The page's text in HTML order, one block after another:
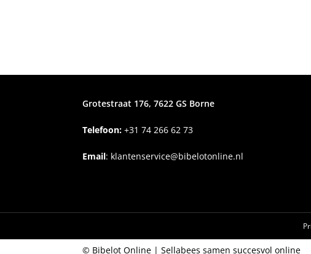
Grotestraat 176, 7622 GS Borne
Telefoon: +3174 266 62 73
Email: klantenservice@bibelotonline.nl
© Bibelot Online |Sellabees samen succesvol online